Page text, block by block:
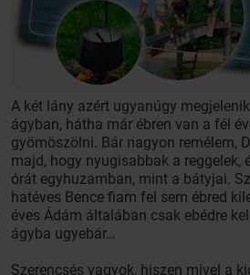
A két lány azért ugyanúgy
ágyban, hátha már ébren van a fél
gyömöszölni. Bár nagyon remélem,
majd, hogy nyugisabbak a reggelek,
órát egyhuzamban, mint a bátyjai.
hatéves Bence fiam fel sem ébred
éves Ádám általában csak ebédre
ágyba ugyebár…
Szerencsés vagyok, hiszen mivel a